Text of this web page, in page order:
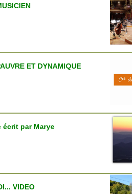
ET DYNAMIQUE
écrit par Marye
VIDEO